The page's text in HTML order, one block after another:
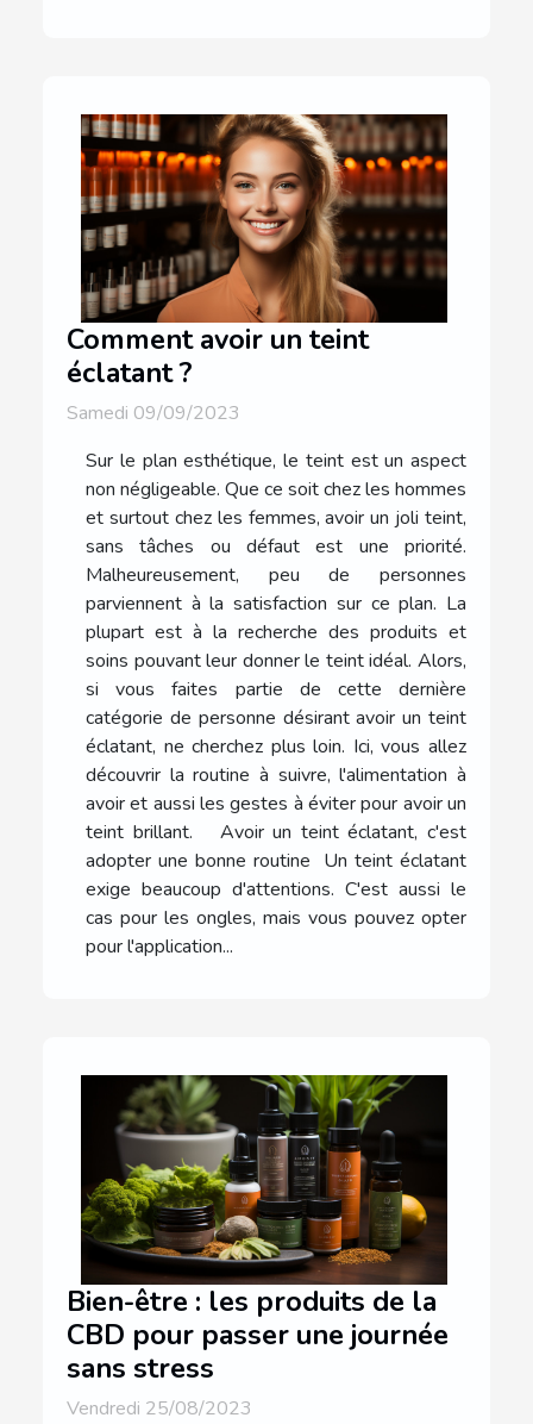
Comment avoir un teint
éclatant ?
Samedi 09/09/2023
Sur le plan esthétique, le teint est un aspect
non négligeable. Que ce soit chez les hommes
et surtout chez les femmes, avoir un joli teint,
sans tâches ou défaut est une priorité.
Malheureusement, peu de personnes
parviennent à la satisfaction sur ce plan. La
plupart est à la recherche des produits et
soins pouvant leur donner le teint idéal. Alors,
si vous faites partie de cette dernière
catégorie de personne désirant avoir un teint
éclatant, ne cherchez plus loin. Ici, vous allez
découvrir la routine à suivre, l'alimentation à
avoir et aussi les gestes à éviter pour avoir un
teint brillant. Avoir un teint éclatant, c'est
adopter une bonne routine Un teint éclatant
exige beaucoup d'attentions. C'est aussi le
cas pour les ongles, mais vous pouvez opter
pour l'application...
Bien-être : les produits de la
CBD pour passer une journée
sans stress
Vendredi 25/08/2023